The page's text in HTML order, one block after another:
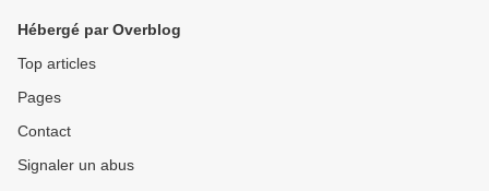
Hébergé par Overblog
Top articles
Pages
Contact
Signaler un abus